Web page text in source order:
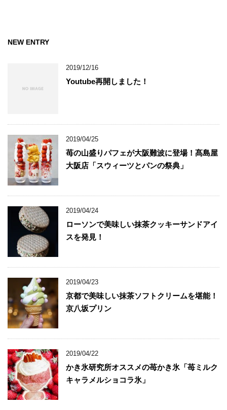
NEW ENTRY
2019/12/16
Youtube再開しました！
2019/04/25
苺の山盛りパフェが大阪難波に登場！髙島屋
大阪店「スウィーツとパンの祭典」
2019/04/24
ローソンで美味しい抹茶クッキーサンドアイ
スを発見！
2019/04/23
京都で美味しい抹茶ソフトクリームを堪能！
京八坂プリン
2019/04/22
かき氷研究所オススメの苺かき氷「苺ミルク
キャラメルショコラ氷」